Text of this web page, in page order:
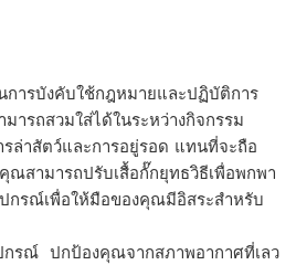
การบังคับใช้กฎหมายและปฏิบัติการ
ารถสวมใส่ได้ในระหว่างกิจกรรม
รล่าสัตว์และการอยู่รอด แทนที่จะถือ
สามารถปรับเสื้อกั๊กยุทธวิธีเพื่อพกพา
กรณ์เพื่อให้มือของคุณมีอิสระสำหรับ
กรณ์ ปกป้องคุณจากสภาพอากาศที่เลว